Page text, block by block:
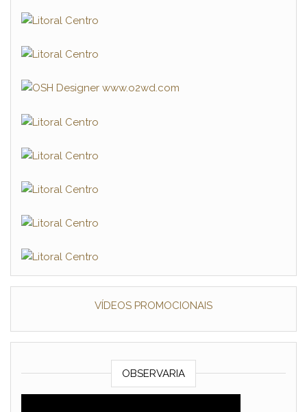
VÍDEOS PROMOCIONAIS
OBSERVARIA